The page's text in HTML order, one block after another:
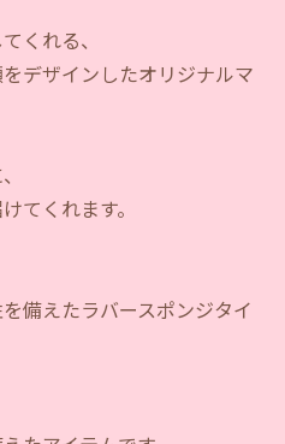
くれる、
デザインしたオリジナルマ
てくれます。
備えたラバースポンジタイ